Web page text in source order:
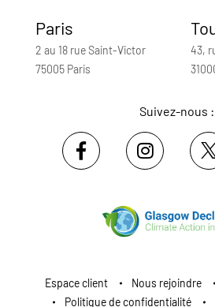
Paris
2 au 18 rue Saint-Victor
75005 Paris
43,
Suivez-nous :
Espace client Nous rejoindre
Politique de confidentialité